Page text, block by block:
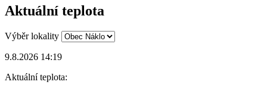
Aktuální teplota
Výběr lokality
9.8.2026 14:19
Aktuální teplota: